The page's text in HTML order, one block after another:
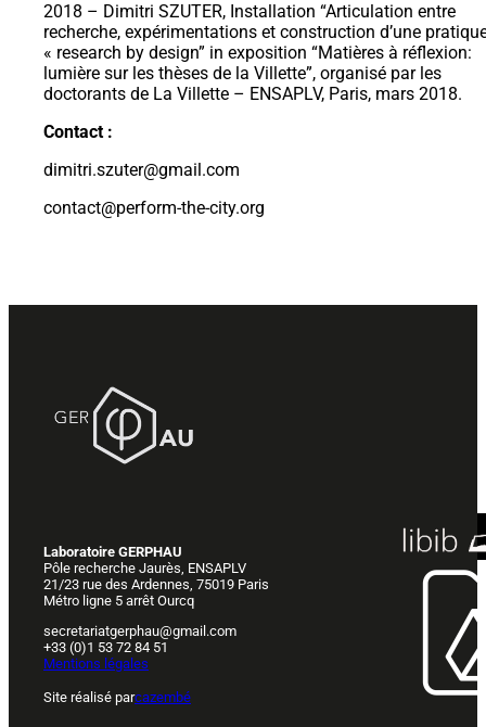
2018 – Dimitri SZUTER, Installation “Articulation entre
recherche, expérimentations et construction d’une
« research by design” in exposition “Matières à réflexion:
lumière sur les thèses de la Villette”, organisé par les
doctorants de La Villette – ENSAPLV, Paris, mars 2018.
Contact :
dimitri.szuter@gmail.com
contact@perform-the-city.org
Laboratoire GERPHAU
Pôle recherche Jaurès, ENSAPLV
21/23 rue des Ardennes, 75019 Paris
Métro ligne 5 arrêt Ourcq
secretariatgerphau@gmail.com
+33 (0)1 53 72 84 51
Mentions légales
Site réalisé parcazembé